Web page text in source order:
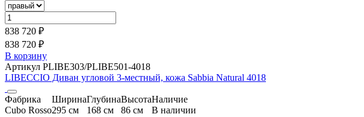
838 720 ₽
838 720 ₽
В корзину
Артикул PLIBE303/PLIBE501-4018
LIBECCIO Диван угловой 3-местный, кожа Sabbia Natural 4018
Фабрика
Cubo Rosso
Ширина
295 см
Глубина
168 см
Высота
86 см
Наличие
В наличии